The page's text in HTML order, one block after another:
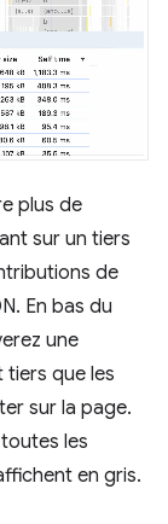
plus de
sur un tiers
de
En bas du
une
que les
sur la page.
les
en gris.